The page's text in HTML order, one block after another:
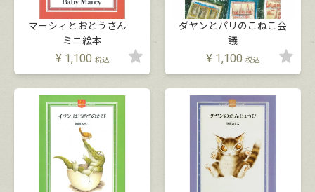
マーシィとおとうさん
ミニ絵本
¥ 1,100 税込
ダヤンとパリのこねこ会
議
¥ 1,100 税込